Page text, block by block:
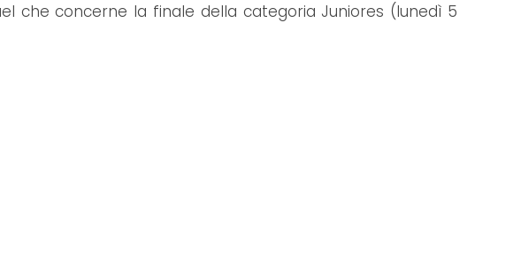
che concerne la finale della categoria Juniores (lunedì 5